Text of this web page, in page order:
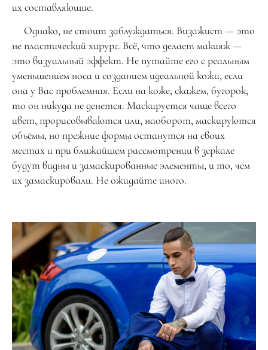
их составляющие.
Однако, не стоит заблуждаться. Визажист — это
не пластический хирург. Всё, что делает макияж —
это визуальный эффект. Не путайте его с реальным
уменьшением носа и созданием идеальной кожи, если
она у Вас проблемная. Если на коже, скажем, бугорок,
то он никуда не денется. Маскируется чаще всего
цвет, прорисовываются или, наоборот, маскируются
объёмы, но прежние формы останутся на своих
местах и при ближайшем рассмотрении в зеркале
будут видны и замаскированные элементы, и то, чем
их замаскировали. Не ожидайте иного.